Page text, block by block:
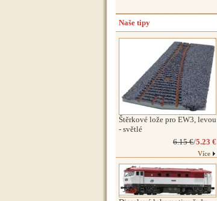
Naše tipy
Štěrkové lože pro EW3, levou
- světlé
6.15 €/5.23 €
Více